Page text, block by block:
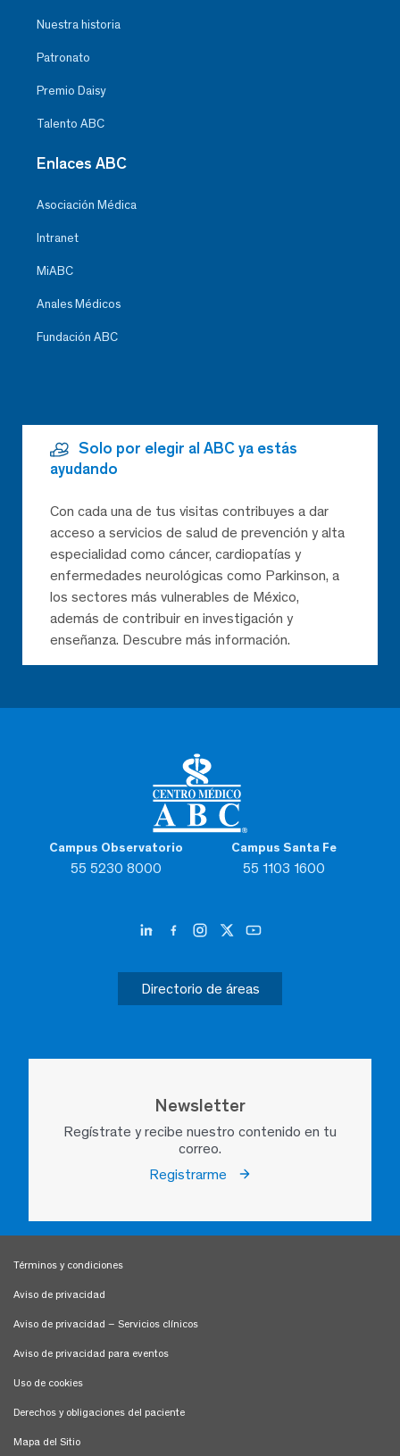
Campus Observatorio
55 5230 8000
Campus Santa Fe
55 1103 1600
Directorio de áreas
Newsletter
Regístrate y recibe nuestro contenido en tu
correo.
Registrarme
Nuestra historia
Patronato
Premio Daisy
Talento ABC
Enlaces ABC
Asociación Médica
Intranet
MiABC
Anales Médicos
Fundación ABC
Solo por elegir al ABC ya estás
ayudando
Con cada una de tus visitas contribuyes a dar
acceso a servicios de salud de prevención y alta
especialidad como cáncer, cardiopatías y
enfermedades neurológicas como Parkinson, a
los sectores más vulnerables de México,
además de contribuir en investigación y
enseñanza. Descubre más información.
Términos y condiciones
Aviso de privacidad
Aviso de privacidad – Servicios clínicos
Aviso de privacidad para eventos
Uso de cookies
Derechos y obligaciones del paciente
Mapa del Sitio